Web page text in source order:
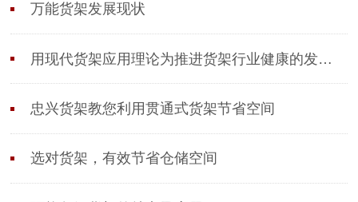
万能货架发展现状
用现代货架应用理论为推进货架行业健康的发展作
忠兴货架教您利用贯通式货架节省空间
选对货架，有效节省仓储空间